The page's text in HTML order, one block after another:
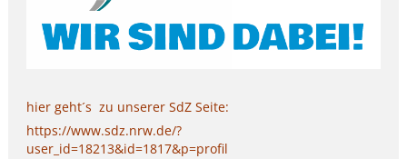
hier geht´s zu unserer SdZ Seite:
https://www.sdz.nrw.de/?
user_id=18213&id=1817&p=profil